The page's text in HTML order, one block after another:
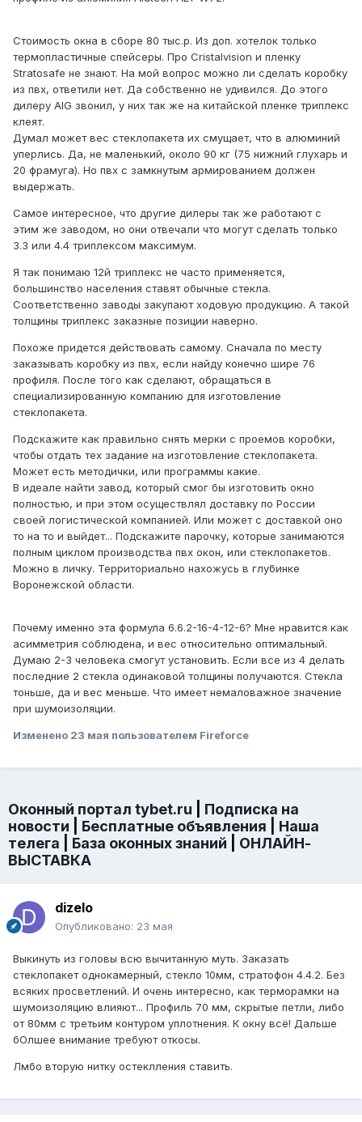
Стоимость окна в сборе 80 тыс.р. Из доп. хотелок только
термопластичные спейсеры. Про Cristalvision и пленку
Stratosafe не знают. На мой вопрос можно ли сделать коробку
из пвх, ответили нет. Да собственно не удивился. До этого
дилеру AIG звонил, у них так же на китайской пленке триплекс
клеят.
Думал может вес стеклопакета их смущает, что в алюминий
уперлись. Да, не маленький, около 90 кг (75 нижний глухарь и
20 фрамуга). Но пвх с замкнутым армированием должен
выдержать.
Самое интересное, что другие дилеры так же работают с
этим же заводом, но они отвечали что могут сделать только
3.3 или 4.4 триплексом максимум.
Я так понимаю 12й триплекс не часто применяется,
большинство населения ставят обычные стекла.
Соответственно заводы закупают ходовую продукцию. А такой
толщины триплекс заказные позиции наверно.
Похоже придется действовать самому. Сначала по месту
заказывать коробку из пвх, если найду конечно шире 76
профиля. После того как сделают, обращаться в
специализированную компанию для изготовление
стеклопакета.
Подскажите как правильно снять мерки с проемов коробки,
чтобы отдать тех задание на изготовление стеклопакета.
Может есть методички, или программы какие.
В идеале найти завод, который смог бы изготовить окно
полностью, и при этом осуществлял доставку по России
своей логистической компанией. Или может с доставкой оно
то на то и выйдет... Подскажите парочку, которые занимаются
полным циклом производства пвх окон, или стеклопакетов.
Можно в личку. Территориально нахожусь в глубинке
Воронежской области.
Почему именно эта формула 6.6.2-16-4-12-6? Мне нравится как
асимметрия соблюдена, и вес относительно оптимальный.
Думаю 2-3 человека смогут установить. Если все из 4 делать
последние 2 стекла одинаковой толщины получаются. Стекла
тоньше, да и вес меньше. Что имеет немаловажное значение
при шумоизоляции.
Изменено 23 мая пользователем Fireforce
Оконный портал tybet.ru
Подписка на
новости
Бесплатные объявления
Наша
телега
База оконных знаний
ОНЛАЙН-
ВЫСТАВКА
dizelo
Опубликовано: 23 мая
Выкинуть из головы всю вычитанную муть. Заказать
стеклопакет однокамерный, стекло 10мм, стратофон 4.4.2. Без
всяких просветлений. И очень интересно, как терморамки на
шумоизоляцию влияют... Профиль 70 мм, скрытые петли, либо
от 80мм с третьим контуром уплотнения. К окну всё! Дальше
бОлшее внимание требуют откосы.
Лмбо вторую нитку остеклления ставить.